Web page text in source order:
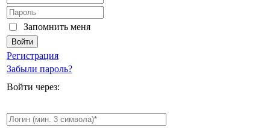
Запомнить меня
Регистрация
Забыли пароль?
Войти через: